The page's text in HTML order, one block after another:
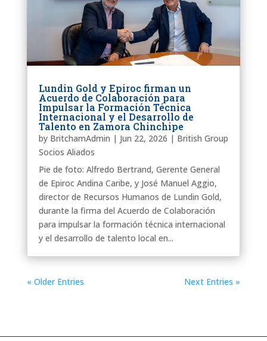
Lundin Gold y Epiroc firman un
Acuerdo de Colaboración para
Impulsar la Formación Técnica
Internacional y el Desarrollo de
Talento en Zamora Chinchipe
by BritchamAdmin | Jun 22, 2026 | British Group
Socios Aliados
Pie de foto: Alfredo Bertrand, Gerente General
de Epiroc Andina Caribe, y José Manuel Aggio,
director de Recursos Humanos de Lundin Gold,
durante la firma del Acuerdo de Colaboración
para impulsar la formación técnica internacional
y el desarrollo de talento local en...
« Older Entries Next Entries »